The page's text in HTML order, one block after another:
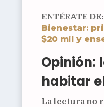
ENTÉRATE DE:
Bienestar:
$20 mil y
Opinión:
habitar
La lectura no